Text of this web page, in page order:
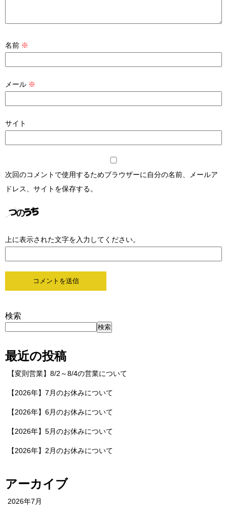
名前 ※
メール ※
サイト
次回のコメントで使用するためブラウザーに自分の名前、メールア
ドレス、サイトを保存する。
上に表示された文字を入力してください。
検索
検索
最近の投稿
【変則営業】8/2～8/4の営業について
【2026年】7月のお休みについて
【2026年】6月のお休みについて
【2026年】5月のお休みについて
【2026年】2月のお休みについて
アーカイブ
2026年7月